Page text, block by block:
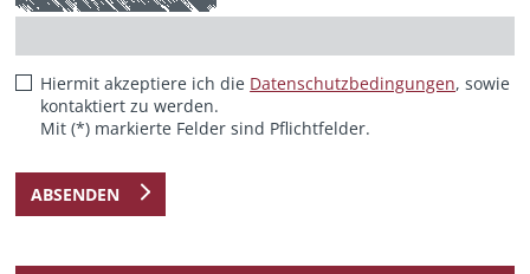
Hiermit akzeptiere ich die Datenschutzbedingungen, sowie
kontaktiert zu werden.
Mit (*) markierte Felder sind Pflichtfelder.
ABSENDEN